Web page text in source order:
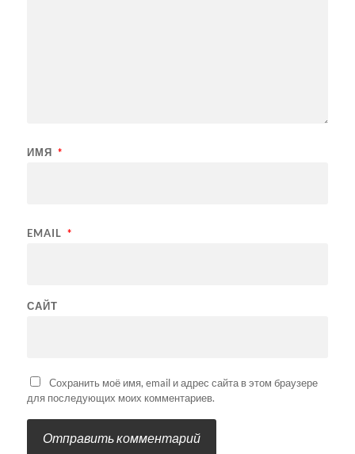
ИМЯ *
EMAIL *
САЙТ
Сохранить моё имя, email и адрес сайта в этом браузере
для последующих моих комментариев.